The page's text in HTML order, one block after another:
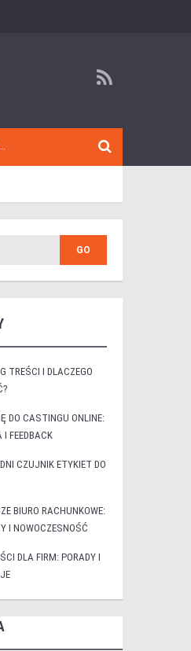
TREŚCI I DLACZEGO
DO CASTINGU ONLINE:
FEEDBACK
CZUJNIK ETYKIET DO
BIURO RACHUNKOWE:
I NOWOCZESNOŚĆ
DLA FIRM: PORADY I